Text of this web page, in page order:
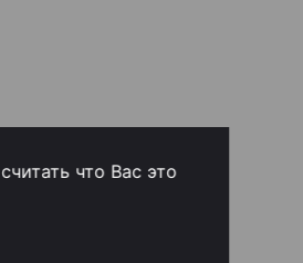
что Вас это